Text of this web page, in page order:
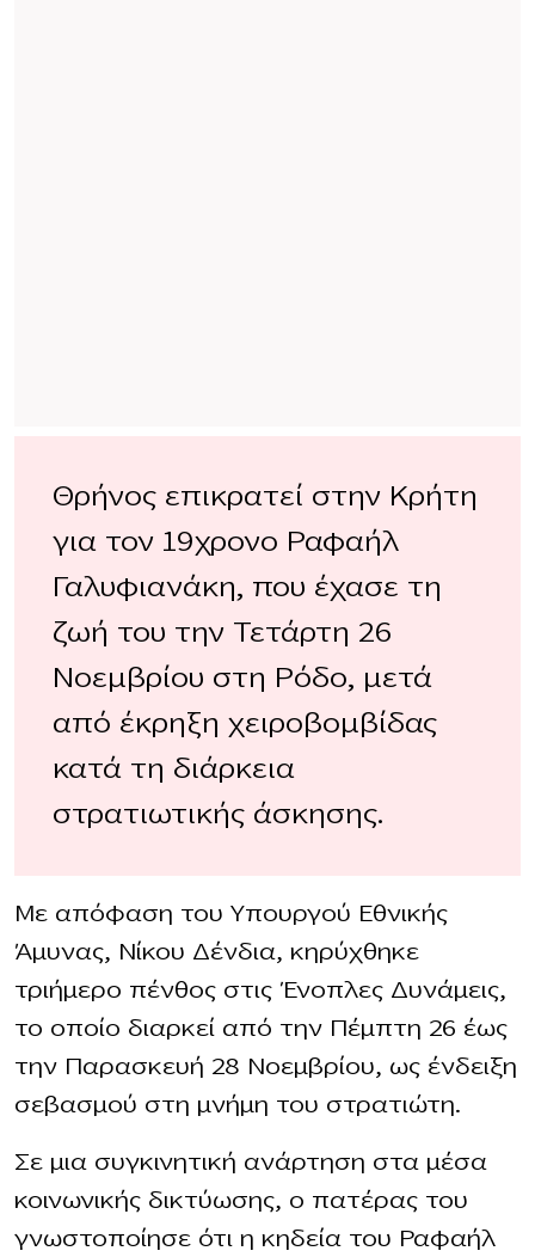
Θρήνος επικρατεί στην Κρήτη
για τον 19χρονο Ραφαήλ
Γαλυφιανάκη, που έχασε τη
ζωή του την Τετάρτη 26
Νοεμβρίου στη Ρόδο, μετά
από έκρηξη χειροβομβίδας
κατά τη διάρκεια
στρατιωτικής άσκησης.
Με απόφαση του Υπουργού Εθνικής
Άμυνας, Νίκου Δένδια, κηρύχθηκε
τριήμερο πένθος στις Ένοπλες Δυνάμεις,
το οποίο διαρκεί από την Πέμπτη 26 έως
την Παρασκευή 28 Νοεμβρίου, ως ένδειξη
σεβασμού στη μνήμη του στρατιώτη.
Σε μια συγκινητική ανάρτηση στα μέσα
κοινωνικής δικτύωσης, ο πατέρας του
γνωστοποίησε ότι η κηδεία του Ραφαήλ